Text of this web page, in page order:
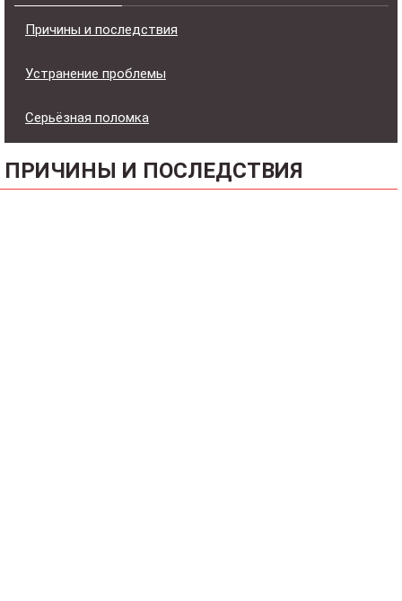
Причины и последствия
Устранение проблемы
Серьёзная поломка
ПРИЧИНЫ И ПОСЛЕДСТВИЯ